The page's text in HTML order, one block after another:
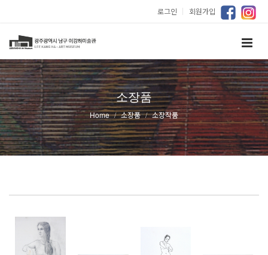
로그인 ｜ 회원가입
소장품
Home 소장품 소장작품